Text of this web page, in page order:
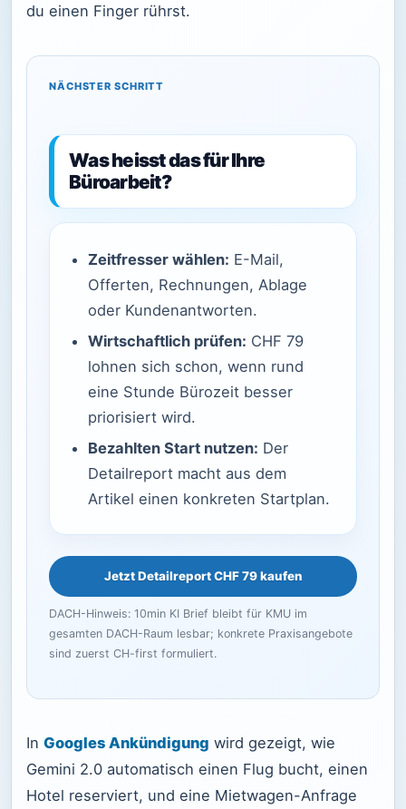
du einen Finger rührst.
NÄCHSTER SCHRITT
Was heisst das für Ihre
Büroarbeit?
Zeitfresser wählen: E-Mail,
Offerten, Rechnungen, Ablage
oder Kundenantworten.
Wirtschaftlich prüfen: CHF 79
lohnen sich schon, wenn rund
eine Stunde Bürozeit besser
priorisiert wird.
Bezahlten Start nutzen: Der
Detailreport macht aus dem
Artikel einen konkreten Startplan.
Jetzt Detailreport CHF 79 kaufen
DACH-Hinweis: 10min KI Brief bleibt für KMU im
gesamten DACH-Raum lesbar; konkrete Praxisangebote
sind zuerst CH-first formuliert.
In Googles Ankündigung wird gezeigt, wie
Gemini 2.0 automatisch einen Flug bucht, einen
Hotel reserviert, und eine Mietwagen-Anfrage